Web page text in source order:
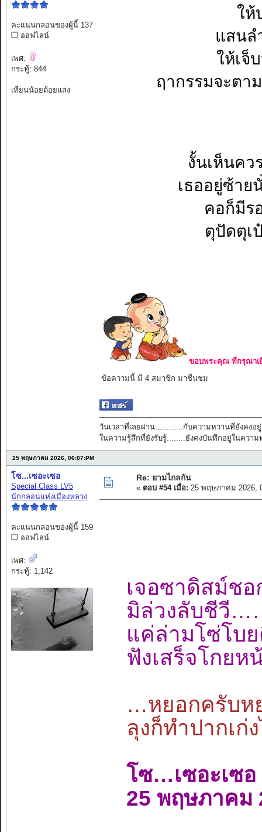
คะแนนกลอนของผู้นี้ 137
ออฟไลน์
เพศ:
กระทู้: 844
เทียนน้อยด้อยแสง
ให้
แสนล
ให้เจ็
ฤากรรมจะตา
งั้นเห็นคว
เธออยู่ซ้าย
คอก็มีร
ตุปัดตุเ
ขอบพระคุณ ที่กรุณาเ
ข้อความนี้ มี 4 สมาชิก มาชื่นชม
วันเวลาที่เลยผ่าน............กับความหวานที่ยังคงอยู่
ในความรู้สึกที่ยังรับรู้........ยังคงบันทึกอยู่ในความ
25 พฤษภาคม 2026, 06:07:PM
โซ...เซอะเซอ
Special Class LV5
นักกลอนแห่งเมืองหลวง
คะแนนกลอนของผู้นี้ 159
ออฟไลน์
เพศ:
กระทู้: 1,142
Re: ยามไกลกัน
« ตอบ #54 เมื่อ: 25 พฤษภาคม 2026,
เจอซาดิสม์
มิล่วงลับชีวี
แค่ล่ามโซ่โ
ฟังเสร็จโกย
…หยอกครับห
ลุงก็ทำปากเก่
โซ…เซอะเซอ
25 พฤษภาคม